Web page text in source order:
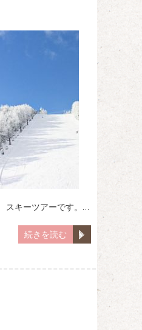
スキーツアーです。…
続きを読む